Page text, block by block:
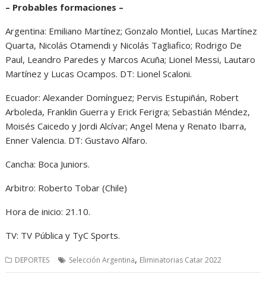
– Probables formaciones –
Argentina: Emiliano Martínez; Gonzalo Montiel, Lucas Martínez
Quarta, Nicolás Otamendi y Nicolás Tagliafico; Rodrigo De
Paul, Leandro Paredes y Marcos Acuña; Lionel Messi, Lautaro
Martínez y Lucas Ocampos. DT: Lionel Scaloni.
Ecuador: Alexander Domínguez; Pervis Estupiñán, Robert
Arboleda, Franklin Guerra y Erick Ferigra; Sebastián Méndez,
Moisés Caicedo y Jordi Alcívar; Angel Mena y Renato Ibarra,
Enner Valencia. DT: Gustavo Alfaro.
Cancha: Boca Juniors.
Arbitro: Roberto Tobar (Chile)
Hora de inicio: 21.10.
TV: TV Pública y TyC Sports.
DEPORTES Selección Argentina, Eliminatorias Catar 2022